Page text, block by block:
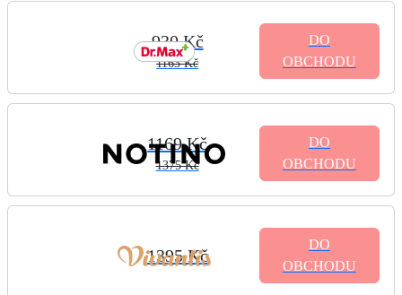
930 Kč
1163 Kč
DO
OBCHODU
1169 Kč
1375 Kč
DO
OBCHODU
1395 Kč
DO
OBCHODU